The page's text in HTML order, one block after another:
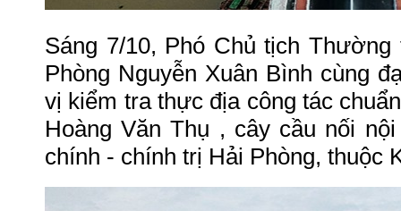
Sáng 7/10, Phó Chủ tịch
Phòng Nguyễn Xuân Bình cùng
vị kiểm tra thực địa công tác
Hoàng Văn Thụ , cây cầu nối
chính - chính trị Hải Phòng, thuộc